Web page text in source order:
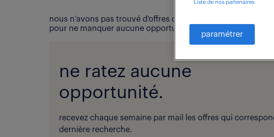
nous n’avons pas trouvé d’offres d’emploi qui
pour ne manquer aucune opportunité !
ne ratez aucune
opportunité.
recevez chaque semaine par mail les offres qui
dernière recherche.
Liste de nos partenaires
paramétrer